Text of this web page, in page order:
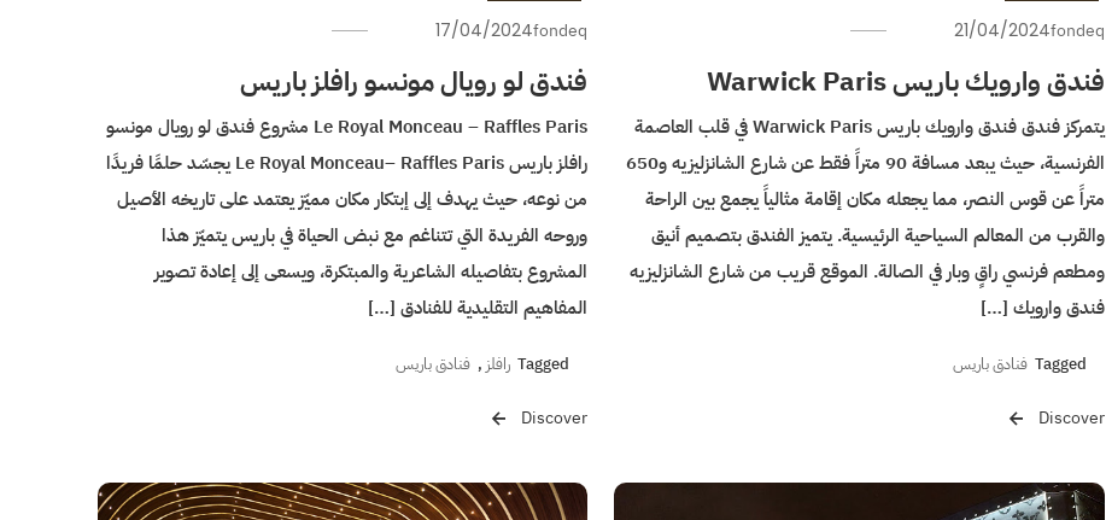
21/04/2024fondeq
فندق وارويك باريس Warwick Paris
يتمركز فندق فندق وارويك باريس Warwick Paris في قلب العاصمة
الفرنسية، حيث يبعد مسافة 90 متراً فقط عن شارع الشانزليزيه و650
متراً عن قوس النصر، مما يجعله مكان إقامة مثالياً يجمع بين الراحة
والقرب من المعالم السياحية الرئيسية. يتميز الفندق بتصميم أنيق
ومطعم فرنسي راقٍ وبار في الصالة. الموقع قريب من شارع الشانزليزيه
فندق وارويك […]
Tagged فنادق باريس
Discover
17/04/2024fondeq
فندق لو رويال مونسو رافلز باريس
Le Royal Monceau – Raffles Paris مشروع فندق لو رويال مونسو
رافلز باريس Le Royal Monceau– Raffles Paris يجسّد حلمًا فريدًا
من نوعه، حيث يهدف إلى إبتكار مكان مميّز يعتمد على تاريخه الأصيل
وروحه الفريدة التي تتناغم مع نبض الحياة في باريس يتميّز هذا
المشروع بتفاصيله الشاعرية والمبتكرة، ويسعى إلى إعادة تصوير
المفاهيم التقليدية للفنادق […]
Tagged رافلز , فنادق باريس
Discover